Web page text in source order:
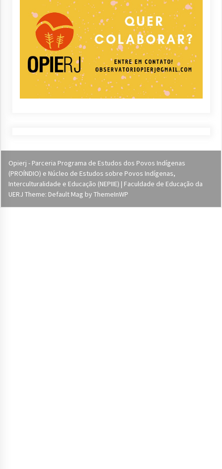
Opierj - Parceria Programa de Estudos dos Povos Indígenas
(PROÍNDIO) e Núcleo de Estudos sobre Povos Indígenas,
Interculturalidade e Educação (NEPIIE) | Faculdade de Educação da
UERJ Theme: Default Mag by ThemeInWP